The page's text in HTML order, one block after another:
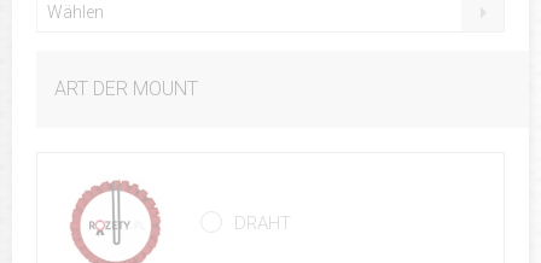
Wählen
ART DER MOUNT
DRAHT